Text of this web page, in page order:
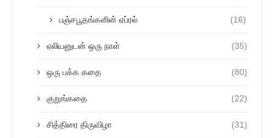
பஞ்சபூதங்களின் ஏப்ரல் (16)
ஏலியனுடன் ஒரு நாள் (35)
ஒரு பக்க கதை (80)
குறுங்கதை (22)
சித்திரை திருவிழா (31)